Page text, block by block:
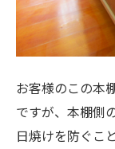
お客様のこの本
ですが、本棚側
日焼けを防ぐこ